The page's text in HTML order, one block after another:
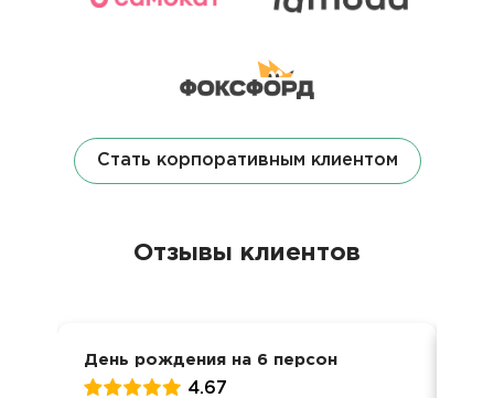
Стать корпоративным клиентом
Отзывы клиентов
День рождения на 6 персон
4.67